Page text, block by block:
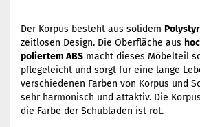
Der Korpus besteht aus solidem
zeitlosen Design. Die Oberfläche aus
poliertem ABS macht dieses Möbelteil
pflegeleicht und sorgt für eine lange
verschiedenen Farben von Korpus und
sehr harmonisch und attaktiv. Die
die Farbe der Schubladen ist rot.